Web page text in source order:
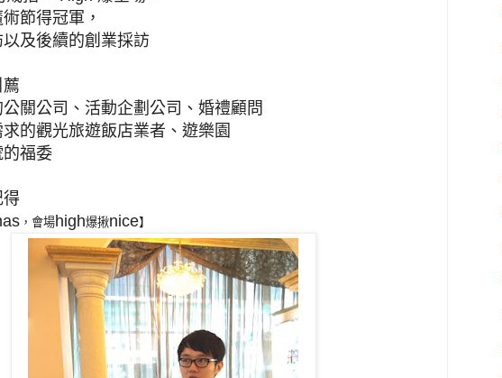
節得冠軍，
及後續的創業採訪
關公司、活動企劃公司、婚禮顧問
的觀光旅遊飯店業者、遊樂園
福委
得
，會場high爆揪nice】